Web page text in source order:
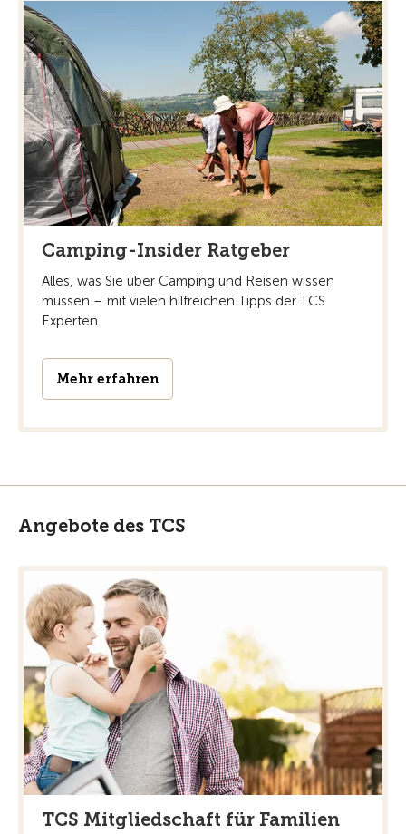
Camping-Insider Ratgeber
Alles, was Sie über Camping und Reisen wissen
müssen – mit vielen hilfreichen Tipps der TCS
Experten.
Mehr erfahren
Angebote des TCS
TCS Mitgliedschaft für Familien